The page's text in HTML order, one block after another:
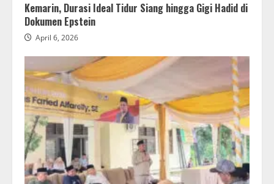
Kemarin, Durasi Ideal Tidur Siang hingga Gigi Hadid di
Dokumen Epstein
April 6, 2026